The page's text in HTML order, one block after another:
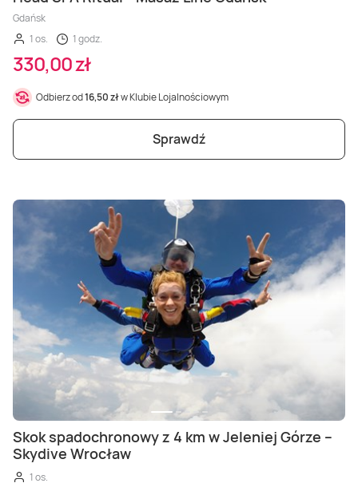
Gdańsk
1 os.
1 godz.
330,00 zł
Odbierz od16,50 złw Klubie Lojalnościowym
Sprawdź
Skok spadochronowy z 4 km w Jeleniej Górze –
Skydive Wrocław
1 os.